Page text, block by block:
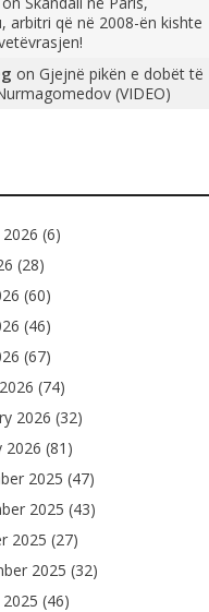
arbitri që në 2008-ën kishte
on Gjejnë pikën e dobët të
(VIDEO)
(6)
(28)
(60)
(46)
(67)
(74)
2026 (32)
2026 (81)
2025 (47)
2025 (43)
2025 (27)
2025 (32)
(46)